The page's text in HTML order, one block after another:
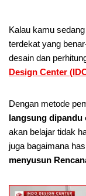
Kalau kamu
terdekat yang
desain dan
Design Center
Dengan metode
langsung dipandu
akan belajar tidak
juga bagaimana
menyusun